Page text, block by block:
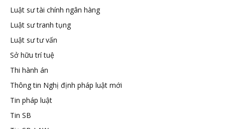
Luật sư tài chính ngân hàng
Luật sư tranh tụng
Luật sư tư vấn
Sở hữu trí tuệ
Thi hành án
Thông tin Nghị định pháp luật mới
Tin pháp luật
Tin SB